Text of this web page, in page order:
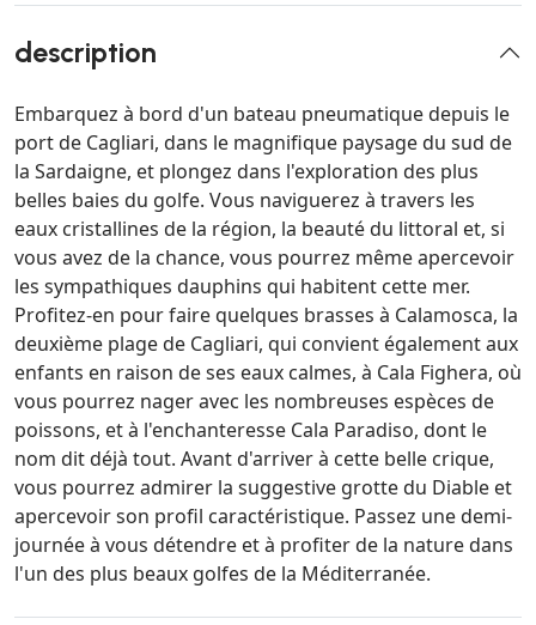
description
Embarquez à bord d'un bateau pneumatique depuis le
port de Cagliari, dans le magnifique paysage du sud de
la Sardaigne, et plongez dans l'exploration des plus
belles baies du golfe. Vous naviguerez à travers les
eaux cristallines de la région, la beauté du littoral et, si
vous avez de la chance, vous pourrez même apercevoir
les sympathiques dauphins qui habitent cette mer.
Profitez-en pour faire quelques brasses à Calamosca, la
deuxième plage de Cagliari, qui convient également aux
enfants en raison de ses eaux calmes, à Cala Fighera, où
vous pourrez nager avec les nombreuses espèces de
poissons, et à l'enchanteresse Cala Paradiso, dont le
nom dit déjà tout. Avant d'arriver à cette belle crique,
vous pourrez admirer la suggestive grotte du Diable et
apercevoir son profil caractéristique. Passez une demi-
journée à vous détendre et à profiter de la nature dans
l'un des plus beaux golfes de la Méditerranée.